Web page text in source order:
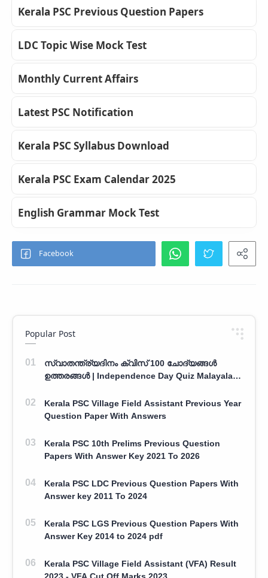
Kerala PSC Previous Question Papers
LDC Topic Wise Mock Test
Monthly Current Affairs
Latest PSC Notification
Kerala PSC Syllabus Download
Kerala PSC Exam Calendar 2025
English Grammar Mock Test
Popular Post
സ്വാതന്ത്ര്യദിനം ക്വിസ് 100 ചോദ്യങ്ങൾ
ഉത്തരങ്ങൾ | Independence Day Quiz Malayalam
Kerala PSC Village Field Assistant Previous Year
Question Paper With Answers
Kerala PSC 10th Prelims Previous Question
Papers With Answer Key 2021 To 2026
Kerala PSC LDC Previous Question Papers With
Answer key 2011 To 2024
Kerala PSC LGS Previous Question Papers With
Answer Key 2014 to 2024 pdf
Kerala PSC Village Field Assistant (VFA) Result
2023 - VFA Cut Off Marks 2023